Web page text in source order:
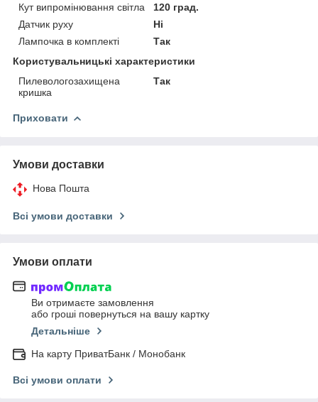
Кут випромінювання світла
120 град.
Датчик руху
Ні
Лампочка в комплекті
Так
Користувальницькі характеристики
Пилевологозахищена
кришка
Так
Приховати
Умови доставки
Нова Пошта
Всі умови доставки
Умови оплати
Ви отримаєте замовлення
або гроші повернуться на вашу картку
Детальніше
На карту ПриватБанк / Монобанк
Всі умови оплати